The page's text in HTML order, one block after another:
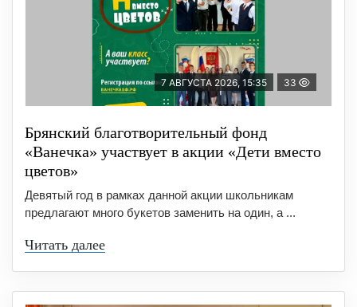
7 АВГУСТА 2026, 15:35 33
Брянский благотворительный фонд
«Ванечка» участвует в акции «Дети вместо
цветов»
Девятый год в рамках данной акции школьникам
предлагают много букетов заменить на один, а ...
Читать далее